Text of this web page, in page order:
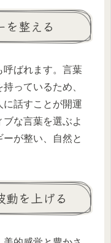
整える
呼ばれます。言葉
っているため、
話すことが開運
な言葉を選ぶよ
が整い、自然と
を上げる